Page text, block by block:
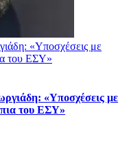
«Υποσχέσεις με
του ΕΣΥ»
«Υποσχέσεις με
του ΕΣΥ»